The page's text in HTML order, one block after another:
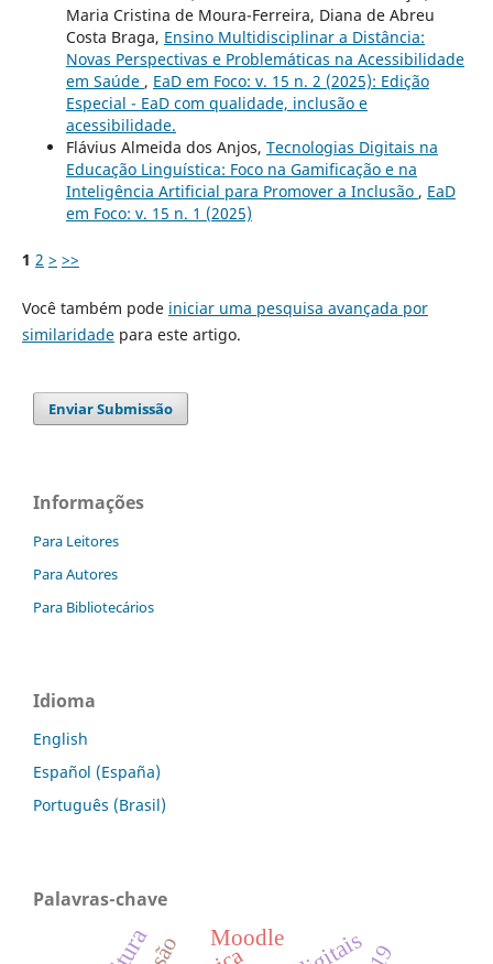
Maria Cristina de Moura-Ferreira, Diana de Abreu
Costa Braga, Ensino Multidisciplinar a Distância:
Novas Perspectivas e Problemáticas na Acessibilidade
em Saúde , EaD em Foco: v. 15 n. 2 (2025): Edição
Especial - EaD com qualidade, inclusão e
acessibilidade.
Flávius Almeida dos Anjos, Tecnologias Digitais na
Educação Linguística: Foco na Gamificação e na
Inteligência Artificial para Promover a Inclusão , EaD
em Foco: v. 15 n. 1 (2025)
1 2 > >>
Você também pode iniciar uma pesquisa avançada por
similaridadepara este artigo.
Enviar Submissão
Informações
Para Leitores
Para Autores
Para Bibliotecários
Idioma
English
Español (España)
Português (Brasil)
Palavras-chave
Moodle